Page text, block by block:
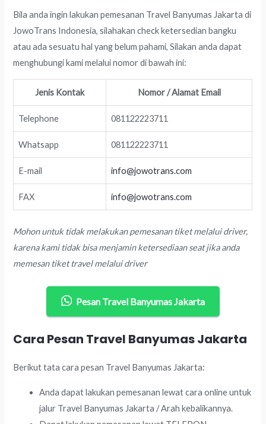
Bila anda ingin lakukan pemesanan Travel Banyumas Jakarta di
JowoTrans Indonesia, silahakan check ketersedian bangku
atau ada sesuatu hal yang belum pahami, Silakan anda dapat
menghubungi kami melalui nomor di bawah ini:
Jenis Kontak Nomor / Alamat Email
Telephone 081122223711
Whatsapp 081122223711
E-mail info@jowotrans.com
FAX info@jowotrans.com
Mohon untuk tidak melakukan pemesanan tiket melalui driver,
karena kami tidak bisa menjamin ketersediaan seat jika anda
memesan tiket travel melalui driver
Pesan Travel Banyumas Jakarta
Cara Pesan Travel Banyumas Jakarta
Berikut tata cara pesan Travel Banyumas Jakarta:
Anda dapat lakukan pemesanan lewat cara online untuk
jalur Travel Banyumas Jakarta / Arah kebalikannya.